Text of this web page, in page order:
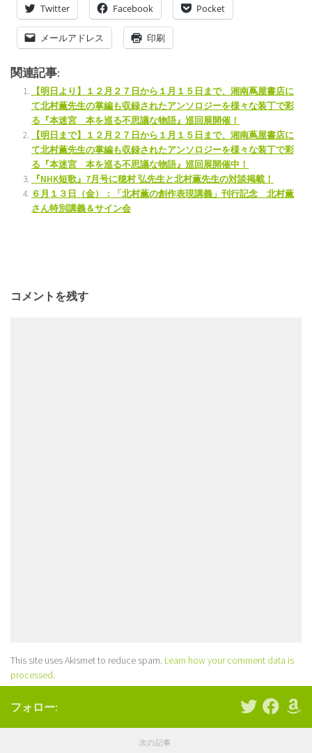
Twitter Facebook Pocket
メールアドレス 印刷
関連記事:
【明日より】１２月２７日から１月１５日まで、湘南蔦屋書店に
て北村薫先生の掌編も収録されたアンソロジーを様々な装丁で彩
る『本迷宮 本を巡る不思議な物語』巡回展開催！
【明日まで】１２月２７日から１月１５日まで、湘南蔦屋書店に
て北村薫先生の掌編も収録されたアンソロジーを様々な装丁で彩
る『本迷宮 本を巡る不思議な物語』巡回展開催中！
『NHK短歌』7月号に穂村 弘先生と北村薫先生の対談掲載！
６月１３日（金）：「北村薫の創作表現講義」刊行記念 北村薫
さん特別講義＆サイン会
コメントを残す
This site uses Akismet to reduce spam. Learn how your comment data is
processed.
フォロー:
次の記事